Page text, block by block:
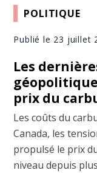
POLITIQUE
Publié le 23 juillet
Les
prix du
Les coûts du
Canada, les
propulsé le prix
niveau depuis